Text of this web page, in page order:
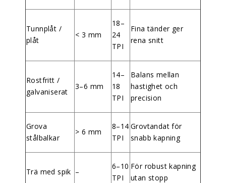
Tunnplåt /
plåt
< 3 mm
18–
24
TPI
Fina tänder ger
rena snitt
Rostfritt /
galvaniserat
3–6 mm
14–
18
TPI
Balans mellan
hastighet och
precision
Grova
stålbalkar
> 6 mm
8–14
TPI
Grovtandat för
snabb kapning
Trä med spik –
6–10
TPI
För robust kapning
utan stopp